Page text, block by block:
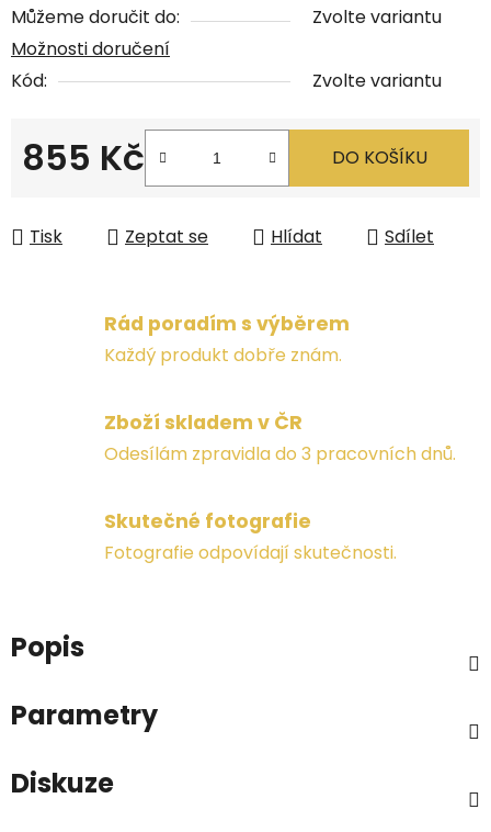
Můžeme doručit do:
Zvolte variantu
Možnosti doručení
Kód:
Zvolte variantu
855 Kč DO KOŠÍKU
Tisk Zeptat se Hlídat Sdílet
Rád poradím s výběrem
Každý produkt dobře znám.
Zboží skladem v ČR
Odesílám zpravidla do 3 pracovních dnů.
Skutečné fotografie
Fotografie odpovídají skutečnosti.
Popis
Parametry
Diskuze